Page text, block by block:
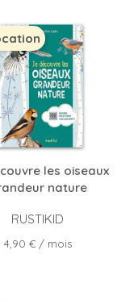
les oiseaux
nature
RUSTIKID
Prix
4,90 €/ mois